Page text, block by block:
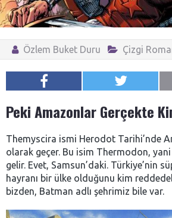
Özlem Buket Duru Çizgi
Peki Amazonlar Gerçekte
Themyscira ismi Herodot Tarihi’nde
olarak geçer. Bu isim Thermodon, yani
gelir. Evet, Samsun’daki. Türkiye’nin
hayranı bir ülke olduğunu kim
bizden, Batman adlı şehrimiz bile var.